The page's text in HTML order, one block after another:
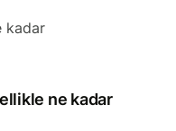
kadar
ne kadar